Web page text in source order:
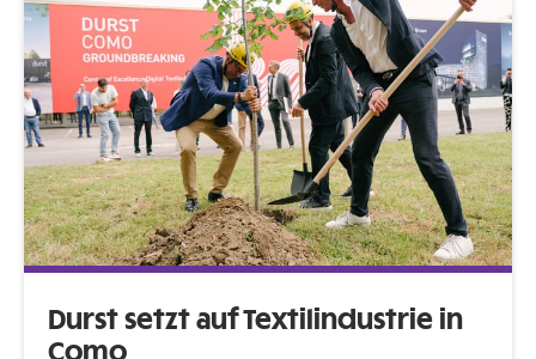
Durst setzt auf Textilindustrie in
Como